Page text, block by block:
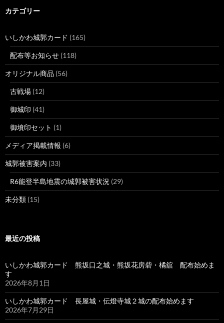
カテゴリー
いしかわ城郭カード (165)
配布等お知らせ (118)
オリジナル商品 (56)
古戦場 (12)
御城印 (41)
御墳印セット (1)
メディア掲載情報 (6)
城郭被害案内 (33)
R6能登半島地震の城郭被害状況 (29)
未分類 (15)
最近の投稿
いしかわ城郭カード 熊坂口之城・熊坂花房砦・橘舘 配布始めま
す
2026年8月1日
いしかわ城郭カード 長屋城・伝燈寺城２城の配布始めます
2026年7月29日